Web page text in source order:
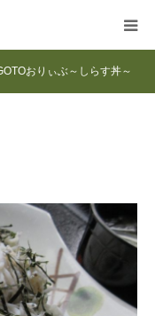
おりぃぶ～しらす丼～